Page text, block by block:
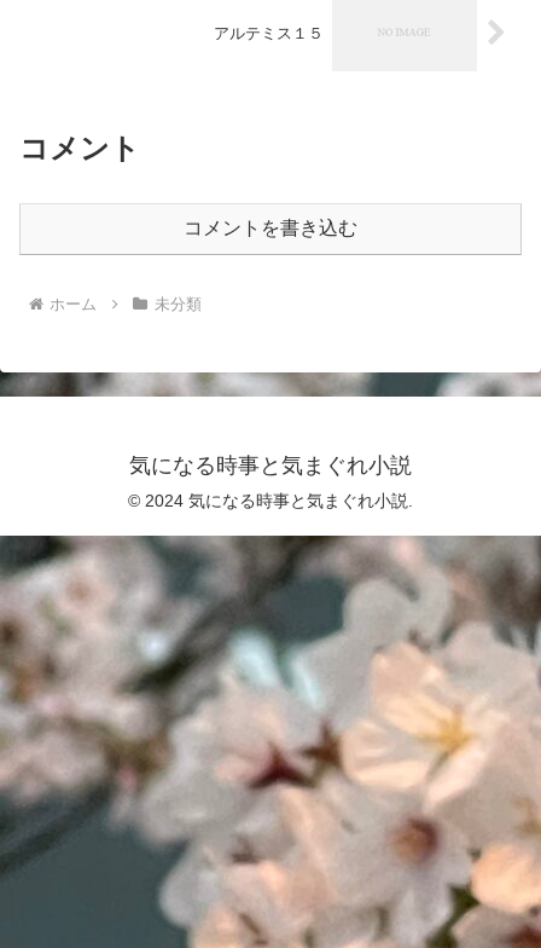
アルテミス１５
コメント
コメントを書き込む
ホーム 未分類
気になる時事と気まぐれ小説
© 2024 気になる時事と気まぐれ小説.